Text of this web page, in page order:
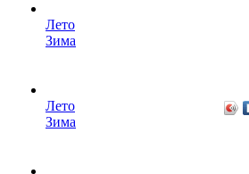
Лето
Зима
Лето
Зима